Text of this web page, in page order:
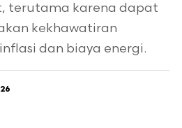
terutama karena dapat
kekhawatiran
dan biaya energi.